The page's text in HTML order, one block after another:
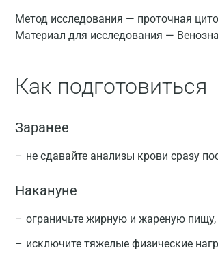
Метод исследования — проточная
Материал для исследования —
Как подготовиться
Заранее
не сдавайте анализы крови сразу
Накануне
ограничьте жирную и жареную пищу,
исключите тяжелые физические